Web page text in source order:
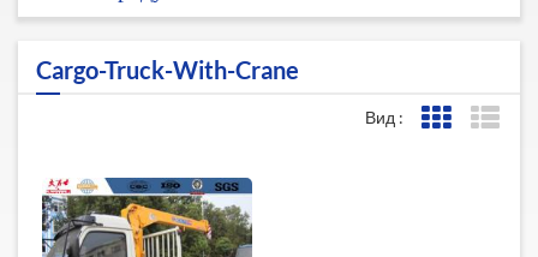
Cargo-Truck-With-Crane
Вид :